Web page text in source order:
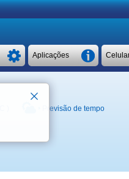
Aplicações
Previsão de tempo